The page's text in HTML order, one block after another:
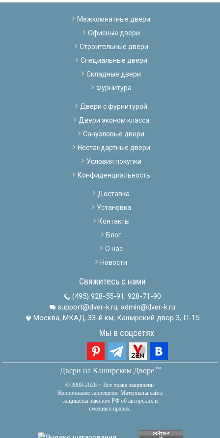
Межкомнатные двери
Офисные двери
Строительные двери
Специальные двери
Складные двери
Фурнитура
Двери с фурнитурой
Двери эконом класса
Санузловые двери
Нестандартные двери
Условия покупки
Конфиденциальность
Доставка
Установка
Контакты
Блог
О нас
Новости
Свяжитесь с нами
(495) 928-55-91; 928-71-90
support@dver-k.ru, admin@dver-k.ru
Москва, МКАД, 33-й км, Каширский двор 3, П-15
Мы в соцсетях
Двери на Каширском Дворетм
© 2008-2026 г. Все права защищены
Копирование запрещено. Материалы сайта
защищены законом РФ об авторских и
смежных правах.